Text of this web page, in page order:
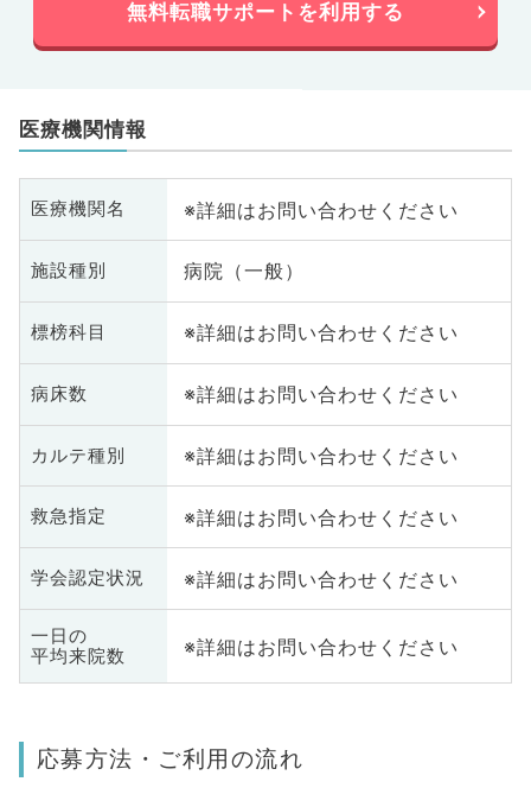
無料転職サポートを利用する
医療機関情報
医療機関名 ※詳細はお問い合わせください
施設種別 病院（一般）
標榜科目 ※詳細はお問い合わせください
病床数 ※詳細はお問い合わせください
カルテ種別 ※詳細はお問い合わせください
救急指定 ※詳細はお問い合わせください
学会認定状況 ※詳細はお問い合わせください
一日の
平均来院数
※詳細はお問い合わせください
応募方法・ご利用の流れ